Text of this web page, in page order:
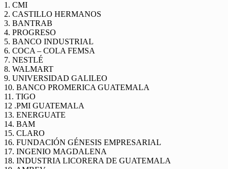
1. CMI
2. CASTILLO HERMANOS
3. BANTRAB
4. PROGRESO
5. BANCO INDUSTRIAL
6. COCA – COLA FEMSA
7. NESTLÉ
8. WALMART
9. UNIVERSIDAD GALILEO
10. BANCO PROMERICA GUATEMALA
11. TIGO
12 .PMI GUATEMALA
13. ENERGUATE
14. BAM
15. CLARO
16. FUNDACIÓN GÉNESIS EMPRESARIAL
17. INGENIO MAGDALENA
18. INDUSTRIA LICORERA DE GUATEMALA